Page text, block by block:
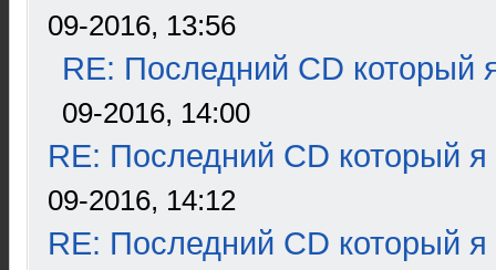
09-2016, 13:56
RE: Последний CD который
09-2016, 14:00
RE: Последний CD который я
09-2016, 14:12
RE: Последний CD который я